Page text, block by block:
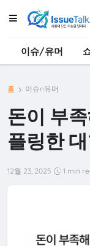
이슈/유머
홈 이슈n유머
돈이 부
플링한
12월 23, 2025 1 min